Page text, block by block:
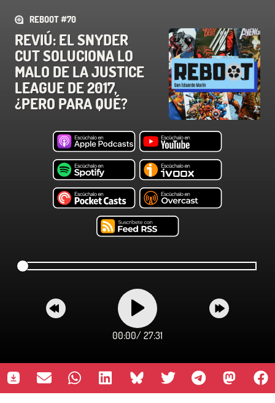
REBOOT #70
REVIÚ: EL SNYDER
CUT SOLUCIONA LO
MALO DE LA JUSTICE
LEAGUE DE 2017,
¿PERO PARA QUÉ?
00:00/ 27:31